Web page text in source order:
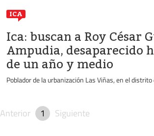
ICA
Ica: buscan a Roy César
Ampudia, desaparecido
de un año y medio
Poblador de la urbanización Las Viñas, en el distrito
Anterior 1 Siguiente